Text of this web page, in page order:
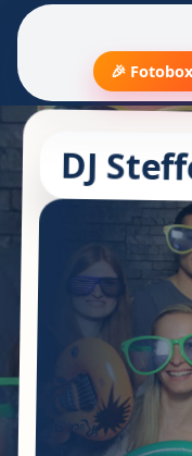
🎉
DJ